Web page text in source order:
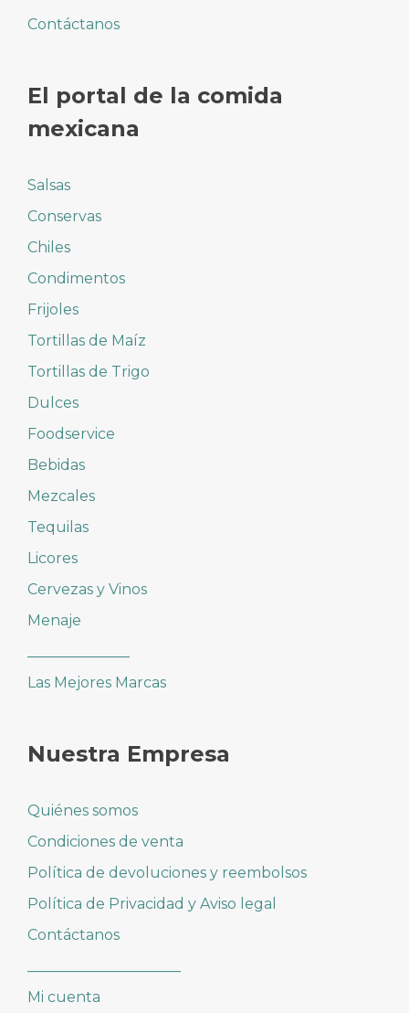
Contáctanos
El portal de la comida
mexicana
Salsas
Conservas
Chiles
Condimentos
Frijoles
Tortillas de Maíz
Tortillas de Trigo
Dulces
Foodservice
Bebidas
Mezcales
Tequilas
Licores
Cervezas y Vinos
Menaje
Las Mejores Marcas
Nuestra Empresa
Quiénes somos
Condiciones de venta
Política de devoluciones y reembolsos
Política de Privacidad y Aviso legal
Contáctanos
Mi cuenta